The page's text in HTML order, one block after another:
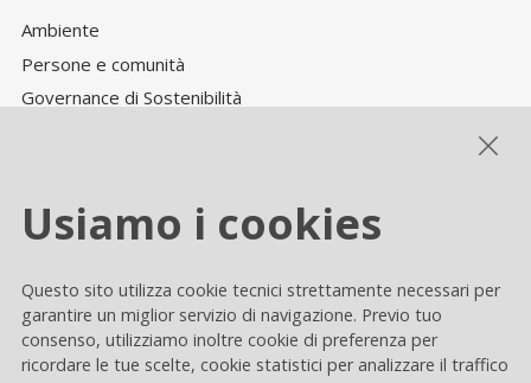
Ambiente
Persone e comunità
Governance di Sostenibilità
Cookie settings
Privacy e Cookie
Contacts
Usiamo i cookies
Questo sito utilizza cookie tecnici strettamente necessari per
garantire un miglior servizio di navigazione. Previo tuo
consenso, utilizziamo inoltre cookie di preferenza per
ricordare le tue scelte, cookie statistici per analizzare il traffico